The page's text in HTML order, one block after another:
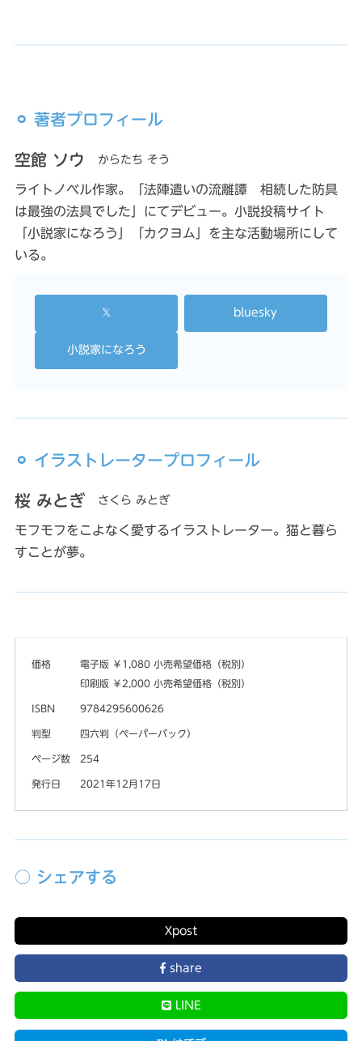
⚪︎ 著者プロフィール
空館 ソウ からたち そう
ライトノベル作家。「法陣遣いの流離譚 相続した防具
は最強の法具でした」にてデビュー。小説投稿サイト
「小説家になろう」「カクヨム」を主な活動場所にして
いる。
𝕏 bluesky
小説家になろう
⚪︎ イラストレータープロフィール
桜 みとぎ さくら みとぎ
モフモフをこよなく愛するイラストレーター。猫と暮ら
すことが夢。
価格
電子版 ￥1,080 小売希望価格（税別）
印刷版 ￥2,000 小売希望価格（税別）
ISBN 9784295600626
判型 四六判（ペーパーバック）
ページ数 254
発行日 2021年12月17日
○ シェアする
Xpost
share
LINE